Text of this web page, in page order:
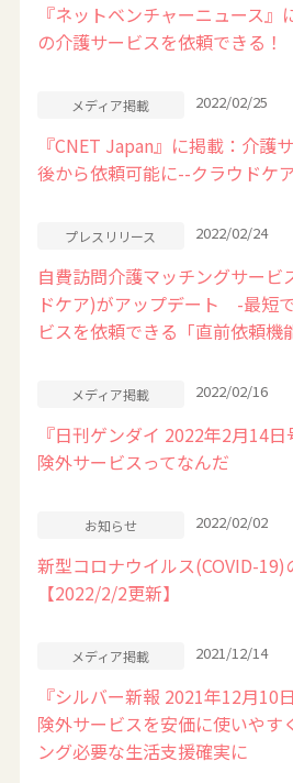
『ネットベンチャーニュース
の介護サービスを依頼できる！
メディア掲載 2022/02/25
『CNET Japan』に掲載：介護
後から依頼可能に--クラウドケ
プレスリリース 2022/02/24
自費訪問介護マッチングサービ
ドケア)がアップデート -最短
ビスを依頼できる「直前依頼機
メディア掲載 2022/02/16
『日刊ゲンダイ 2022年2月14
険外サービスってなんだ
お知らせ 2022/02/02
新型コロナウイルス(COVID-
【2022/2/2更新】
メディア掲載 2021/12/14
『シルバー新報 2021年12月10
険外サービスを安価に使いやす
ング必要な生活支援確実に